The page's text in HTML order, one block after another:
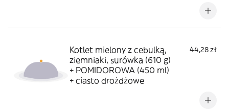
Kotlet mielony z cebulką,
ziemniaki, surówka (610 g)
+ POMIDOROWA (450 ml)
+ ciasto drożdżowe
44,28 zł